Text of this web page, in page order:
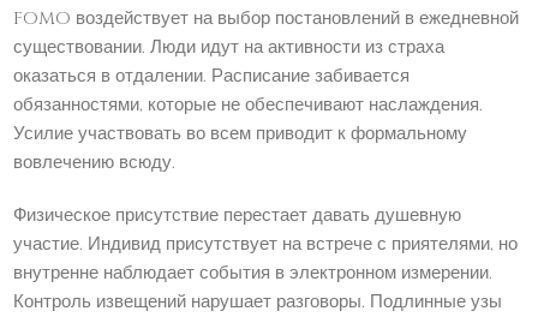
FOMO воздействует на выбор постановлений в ежедневной
существовании. Люди идут на активности из страха
оказаться в отдалении. Расписание забивается
обязанностями, которые не обеспечивают наслаждения.
Усилие участвовать во всем приводит к формальному
вовлечению всюду.
Физическое присутствие перестает давать душевную
участие. Индивид присутствует на встрече с приятелями, но
внутренне наблюдает события в электронном измерении.
Контроль извещений нарушает разговоры. Подлинные узы